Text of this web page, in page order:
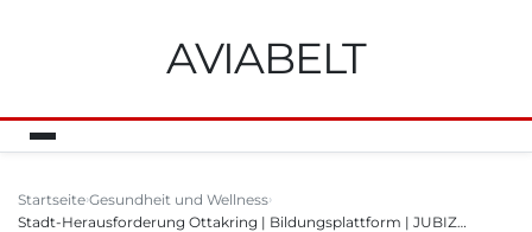
AVIABELT
Startseite Gesundheit und Wellness
Stadt-Herausforderung Ottakring | Bildungsplattform | JUBIZ…